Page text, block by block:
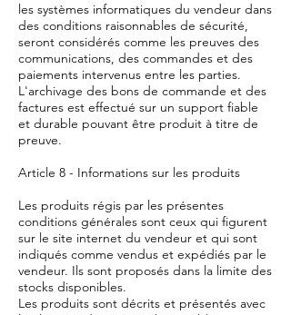
les systèmes informatiques du vendeur dans
des conditions raisonnables de sécurité,
seront considérés comme les preuves des
communications, des commandes et des
paiements intervenus entre les parties.
L'archivage des bons de commande et des
factures est effectué sur un support fiable
et durable pouvant être produit à titre de
preuve.
Article 8 - Informations sur les produits
Les produits régis par les présentes
conditions générales sont ceux qui figurent
sur le site internet du vendeur et qui sont
indiqués comme vendus et expédiés par le
vendeur. Ils sont proposés dans la limite des
stocks disponibles.
Les produits sont décrits et présentés avec